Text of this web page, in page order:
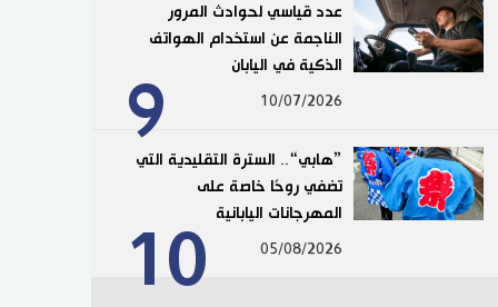
9
عدد قياسي لحوادث المرور
الناجمة عن استخدام الهواتف
الذكية في اليابان
10/07/2026
10
”هابي“.. السترة التقليدية التي
تضفي روحًا خاصة على
المهرجانات اليابانية
05/08/2026